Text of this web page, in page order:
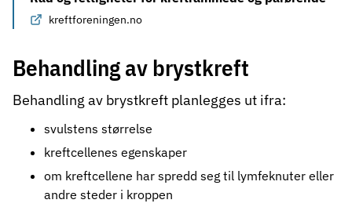
kreftforeningen.no
Behandling av brystkreft
Behandling av brystkreft planlegges ut ifra:
svulstens størrelse
kreftcellenes egenskaper
om kreftcellene har spredd seg til lymfeknuter eller
andre steder i kroppen